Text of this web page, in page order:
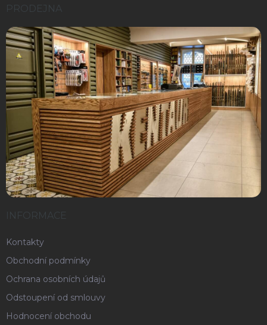
PRODEJNA
INFORMACE
Kontakty
Obchodní podmínky
Ochrana osobních údajů
Odstoupení od smlouvy
Hodnocení obchodu